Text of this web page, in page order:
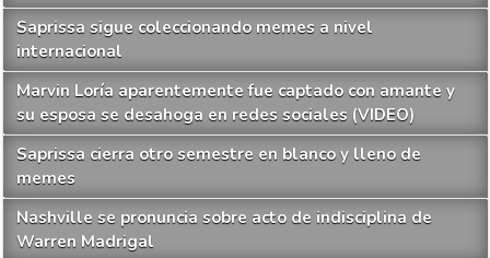
Saprissa sigue coleccionando memes a nivel
internacional
Marvin Loría aparentemente fue captado con amante y
su esposa se desahoga en redes sociales (VIDEO)
Saprissa cierra otro semestre en blanco y lleno de
memes
Nashville se pronuncia sobre acto de indisciplina de
Warren Madrigal